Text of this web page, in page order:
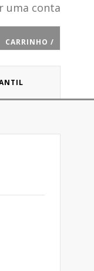
uma conta
CARRINHO /